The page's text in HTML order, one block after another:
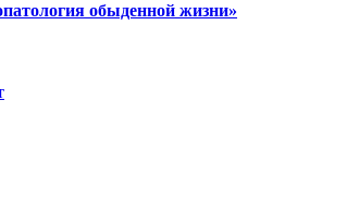
обыденной жизни»